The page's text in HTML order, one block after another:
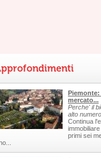
mercato...
Perche' il
alto numero
Continua
primi sei